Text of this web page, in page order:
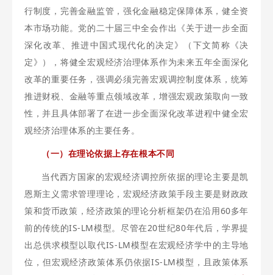
行制度，完善金融监管，强化金融稳定保障体系，健全资
本市场功能。党的二十届三中全会作出《关于进一步全面
深化改革、推进中国式现代化的决定》（下文简称《决
定》），将健全宏观经济治理体系作为未来五年全面深化
改革的重要任务，强调必须完善宏观调控制度体系，统筹
推进财税、金融等重点领域改革，增强宏观政策取向一致
性，并且具体部署了在进一步全面深化改革进程中健全宏
观经济治理体系的主要任务。
（一）在理论依据上存在根本不同
当代西方国家的宏观经济调控所依据的理论主要是凯
恩斯主义需求管理理论，宏观经济政策手段主要是财政政
策和货币政策，经济政策的理论分析框架仍在沿用60多年
前的传统的IS-LM模型。尽管在20世纪80年代后，学界提
出总供求模型以取代IS-LM模型在宏观经济学中的主导地
位，但宏观经济政策体系仍依据IS-LM模型，且政策体系